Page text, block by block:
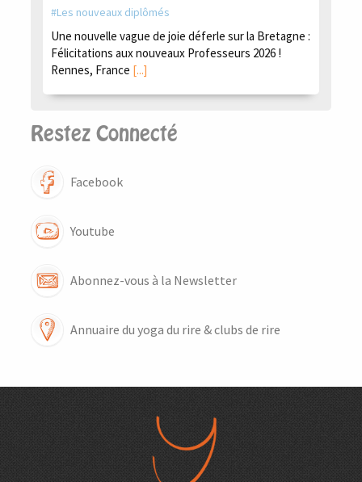
Les nouveaux diplômés
Une nouvelle vague de joie déferle sur la Bretagne :
Félicitations aux nouveaux Professeurs 2026 !
Rennes, France [...]
Restez Connecté
Facebook
Youtube
Abonnez-vous à la Newsletter
Annuaire du yoga du rire & clubs de rire